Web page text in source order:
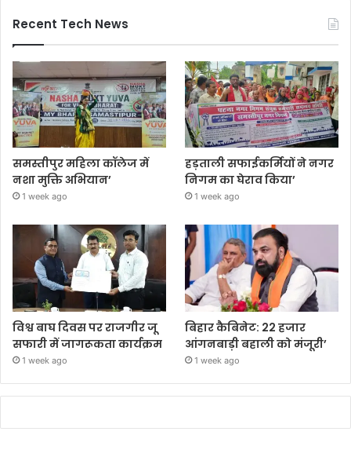
Recent Tech News
समस्तीपुर महिला कॉलेज में
नशा मुक्ति अभियान’
1 week ago
हड़ताली सफाईकर्मियों ने नगर
निगम का घेराव किया’
1 week ago
विश्व बाघ दिवस पर राजगीर जू
सफारी में जागरूकता कार्यक्रम
1 week ago
बिहार कैबिनेट: 22 हजार
आंगनबाड़ी बहाली को मंजूरी’
1 week ago